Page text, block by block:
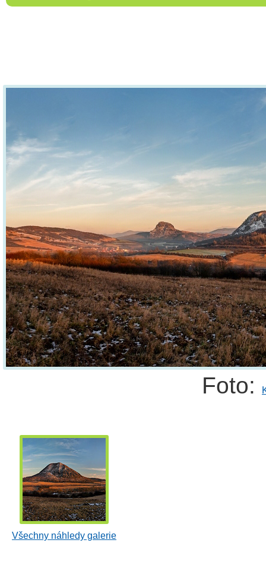
Foto:
Všechny náhledy galerie